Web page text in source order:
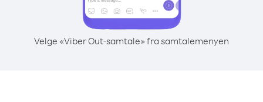
Velge «Viber Out-samtale» fra samtalemenyen